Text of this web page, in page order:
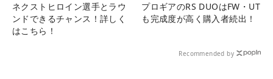
ネクストヒロイン選手とラウ
ンドできるチャンス！詳しく
はこちら！
プロギアのRS DUOはFW・UT
も完成度が高く購入者続出！
Recommended by